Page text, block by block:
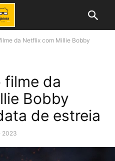
da Netflix com Millie Bobby
filme da
Bobby
de estreia
2023